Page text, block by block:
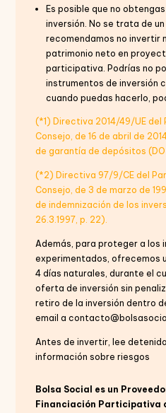
Es posible que no
inversión. No se trata de
recomendamos no invertir
patrimonio neto en
participativa. Podrías no
instrumentos de inversión
cuando puedas hacerlo,
(*1) Directiva 2014/49/UE del
Consejo, de 16 de abril de
de garantía de depósitos (DO
(*2) Directiva 97/9/CE del
Consejo, de 3 de marzo de
de indemnización de los
26.3.1997, p. 22).
Además, para proteger a los
experimentados, ofrecemos
4 días naturales, durante el
oferta de inversión sin
retiro de la inversión dentro
email a
Antes de invertir, lee
información sobre riesgos
Bolsa Social es un
Financiación Participativa